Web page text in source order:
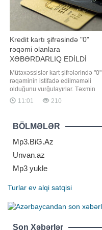
Kredit kartı şifrəsində "0"
rəqəmi olanlara
XƏBƏRDARLIQ EDİLDİ
Mütəxəssislər kart şifrələrində "0"
rəqəminin istifadə edilməməli
olduğunu vurğulayırlar. Təxmin
edilməsi asan ardıcıllıqlarda və
doğum tarixlərində tez-tez istifadə
ilk hədəfi olur. xəbər verir ki, kiber
təhlükəsizlik və bankçılıq
mütəxəssisləri kredit v
11:01 210
BÖLMƏLƏR
Mp3.BiG.Az
Unvan.az
Mp3 yukle
Turlar ev alqi satqisi
Son Xəbərlər